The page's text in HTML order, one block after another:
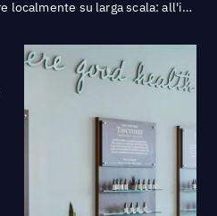
Far funzionare localmente su larga scala: all'interno della strategia di crescita del franchising di SUNMED